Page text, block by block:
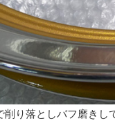
削り落としバフ磨きし